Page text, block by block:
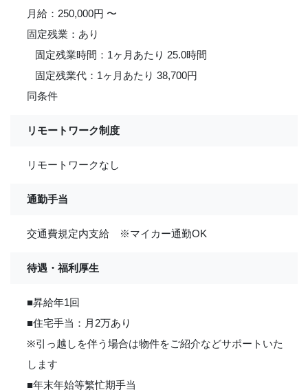
月給：250,000円 〜
固定残業：あり
固定残業時間：1ヶ月あたり 25.0時間
固定残業代：1ヶ月あたり 38,700円
同条件
リモートワーク制度
リモートワークなし
通勤手当
交通費規定内支給 ※マイカー通勤OK
待遇・福利厚生
■昇給年1回
■住宅手当：月2万あり
※引っ越しを伴う場合は物件をご紹介などサポートいた
します
■年末年始等繁忙期手当